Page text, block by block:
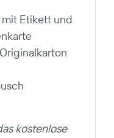
mit Etikett und
kostenlose